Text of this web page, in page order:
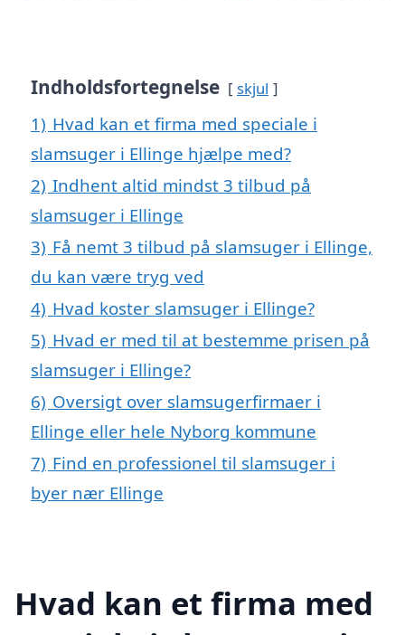
Indholdsfortegnelse skjul
1) Hvad kan et firma med speciale i
slamsuger i Ellinge hjælpe med?
2) Indhent altid mindst 3 tilbud på
slamsuger i Ellinge
3) Få nemt 3 tilbud på slamsuger i Ellinge,
du kan være tryg ved
4) Hvad koster slamsuger i Ellinge?
5) Hvad er med til at bestemme prisen på
slamsuger i Ellinge?
6) Oversigt over slamsugerfirmaer i
Ellinge eller hele Nyborg kommune
7) Find en professionel til slamsuger i
byer nær Ellinge
Hvad kan et firma med